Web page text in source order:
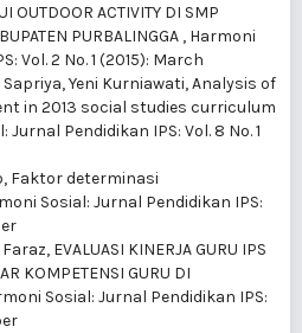
OUTDOOR ACTIVITY DI SMP
PURBALINGGA , Harmoni
Vol. 2 No. 1 (2015): March
Yeni Kurniawati,Analysis of
in 2013 social studies curriculum
Jurnal Pendidikan IPS: Vol. 8 No. 1
Faktor determinasi
Sosial: Jurnal Pendidikan IPS:
EVALUASI KINERJA GURU IPS
KOMPETENSI GURU DI
Sosial: Jurnal Pendidikan IPS: